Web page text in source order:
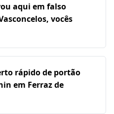
aqui em falso
vocês
rápido de portão
em Ferraz de